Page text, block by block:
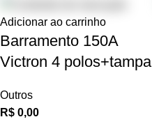
Adicionar ao carrinho
Barramento 150A
Victron 4 polos+tampa
Outros
R$ 0,00